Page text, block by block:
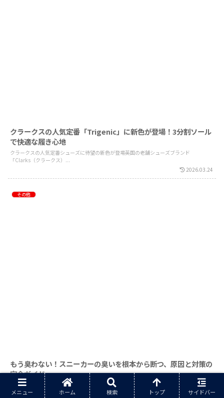
クラークスの人気定番「Trigenic」に新色が登場！3分割ソール
で快適な履き心地
クラークスの人気定番シューズに待望の新色が登場英国の老舗シューズブランド
「Clarks（クラークス）...
2026.03.24
その他
もう臭わない！スニーカーの臭いを根本から断つ、原因と対策の
完全ガイド
お気に入りのスニーカーを履いて気分良く出かけたのに、ふとした瞬間に漂う「あの臭
い」。友人宅や飲食店の...
メニュー ホーム 検索 トップ サイドバー